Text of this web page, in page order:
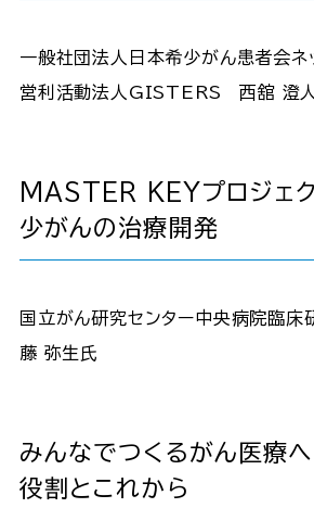
一般社団法人日本希少がん患者会ネ
営利活動法人GISTERS 西舘 澄
MASTER KEYプロジェ
少がんの治療開発
国立がん研究センター中央病院臨
藤 弥生氏
みんなでつくるがん医療
役割とこれから